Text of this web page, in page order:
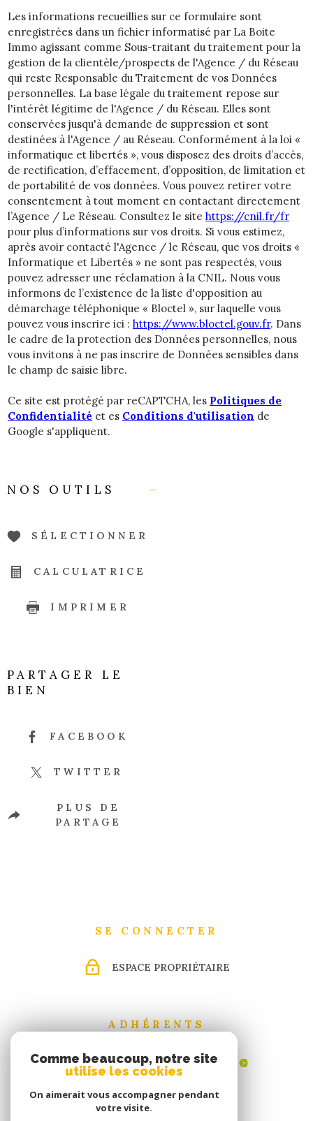
Les informations recueillies sur ce formulaire sont
enregistrées dans un fichier informatisé par La Boite
Immo agissant comme Sous-traitant du traitement pour la
gestion de la clientèle/prospects de l'Agence / du Réseau
qui reste Responsable du Traitement de vos Données
personnelles. La base légale du traitement repose sur
l'intérêt légitime de l'Agence / du Réseau. Elles sont
conservées jusqu'à demande de suppression et sont
destinées à l'Agence / au Réseau. Conformément à la loi «
informatique et libertés », vous disposez des droits d’accès,
de rectification, d’effacement, d’opposition, de limitation et
de portabilité de vos données. Vous pouvez retirer votre
consentement à tout moment en contactant directement
l’Agence / Le Réseau. Consultez le site https://cnil.fr/fr
pour plus d’informations sur vos droits. Si vous estimez,
après avoir contacté l'Agence / le Réseau, que vos droits «
Informatique et Libertés » ne sont pas respectés, vous
pouvez adresser une réclamation à la CNIL. Nous vous
informons de l’existence de la liste d'opposition au
démarchage téléphonique « Bloctel », sur laquelle vous
pouvez vous inscrire ici : https://www.bloctel.gouv.fr. Dans
le cadre de la protection des Données personnelles, nous
vous invitons à ne pas inscrire de Données sensibles dans
le champ de saisie libre.
Ce site est protégé par reCAPTCHA, les Politiques de
Confidentialité et es Conditions d'utilisation de
Google s'appliquent.
NOS OUTILS
SÉLECTIONNER
CALCULATRICE
IMPRIMER
PARTAGER LE
BIEN
FACEBOOK
TWITTER
PLUS DE
PARTAGE
SE CONNECTER
ESPACE PROPRIÉTAIRE
ADHÉRENTS
Comme beaucoup, notre site
utilise les cookies
On aimerait vous accompagner pendant
votre visite.